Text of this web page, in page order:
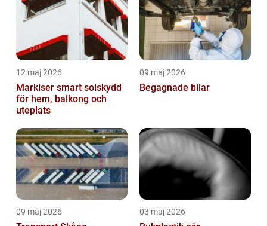
12 maj 2026
Markiser smart solskydd
för hem, balkong och
uteplats
09 maj 2026
Begagnade bilar
09 maj 2026 03 maj 2026